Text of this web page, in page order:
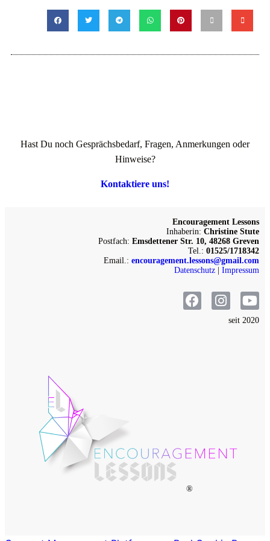
Hast Du noch Gesprächsbedarf, Fragen, Anmerkungen oder
Hinweise?
Kontaktiere uns!
Encouragement Lessons
Inhaberin: Christine Stute
Postfach: Emsdettener Str. 10, 48268 Greven
Tel.: 01525/1718342
Email.: encouragement.lessons@gmail.com
Datenschutz | Impressum
seit 2020
®